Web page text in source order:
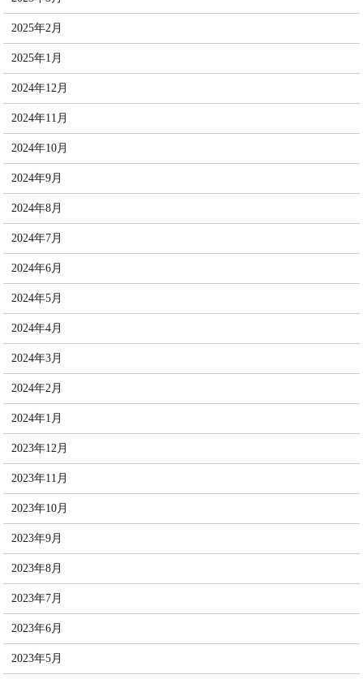
2025年2月
2025年1月
2024年12月
2024年11月
2024年10月
2024年9月
2024年8月
2024年7月
2024年6月
2024年5月
2024年4月
2024年3月
2024年2月
2024年1月
2023年12月
2023年11月
2023年10月
2023年9月
2023年8月
2023年7月
2023年6月
2023年5月